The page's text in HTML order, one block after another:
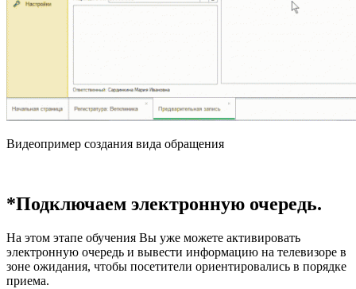
Видеопример создания вида обращения
*Подключаем электронную очередь.
На этом этапе обучения Вы уже можете активировать
электронную очередь и вывести информацию на телевизоре в
зоне ожидания, чтобы посетители ориентировались в порядке
приема.